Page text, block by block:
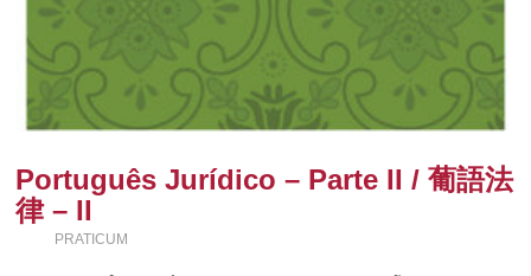
Português Jurídico – Parte II / 葡語法
律 – II
PRATICUM